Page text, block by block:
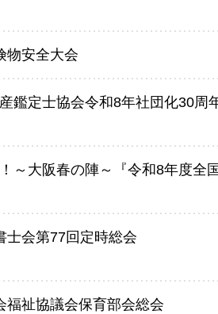
物安全大会
鑑定士協会令和8年社団化30周
～大阪春の陣～『令和8年度全
士会第77回定時総会
福祉協議会保育部会総会